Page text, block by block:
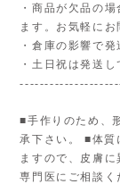
・商品が欠品の
ます。お気軽にお
・倉庫の影響で
・土日祝は発送し
■手作りのため、
承下さい。 ■体質
ますので、皮膚に
専門医にご相談く